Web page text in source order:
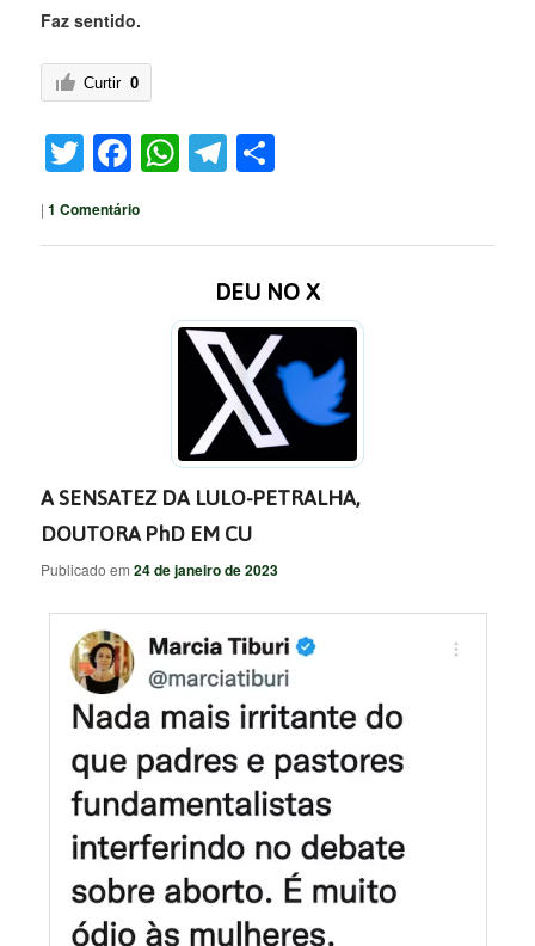
Faz sentido.
Curtir 0
Twitter
Facebook
WhatsApp
Telegram
|1 Comentário
DEU NO X
A SENSATEZ DA LULO-PETRALHA,
DOUTORA PhD EM CU
Publicado em24 de janeiro de 2023